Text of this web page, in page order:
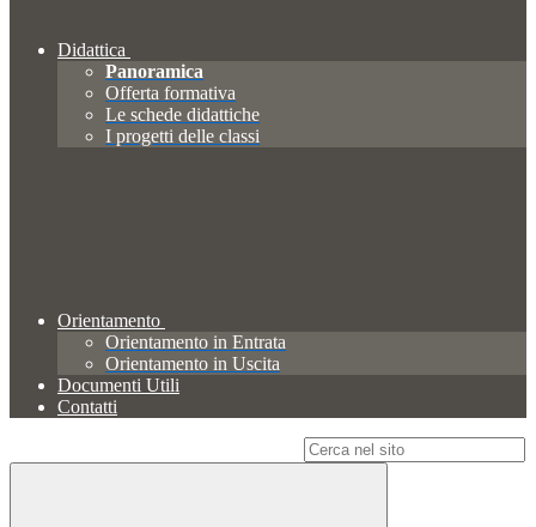
Didattica
Panoramica
Offerta formativa
Le schede didattiche
I progetti delle classi
Orientamento
Orientamento in Entrata
Orientamento in Uscita
Documenti Utili
Contatti